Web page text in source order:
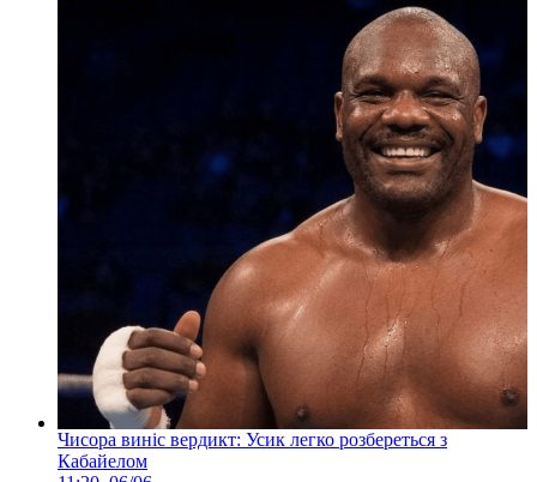
Чисора виніс вердикт: Усик легко розбереться з
Кабайелом